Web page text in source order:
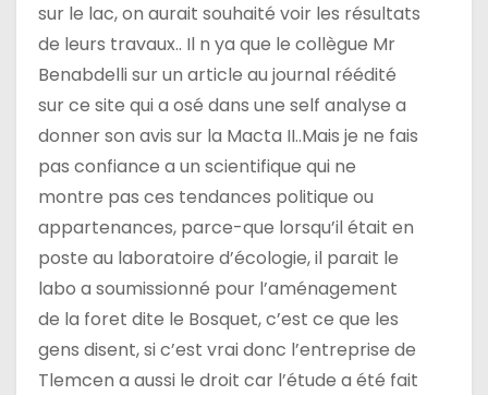
sur le lac, on aurait souhaité voir les résultats
de leurs travaux.. Il n ya que le collègue Mr
Benabdelli sur un article au journal réédité
sur ce site qui a osé dans une self analyse a
donner son avis sur la Macta II..Mais je ne fais
pas confiance a un scientifique qui ne
montre pas ces tendances politique ou
appartenances, parce-que lorsqu’il était en
poste au laboratoire d’écologie, il parait le
labo a soumissionné pour l’aménagement
de la foret dite le Bosquet, c’est ce que les
gens disent, si c’est vrai donc l’entreprise de
Tlemcen a aussi le droit car l’étude a été fait